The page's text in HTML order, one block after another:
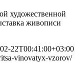
художественной
живописи
22T00:41:00+03:00
vinovatyx-vzorov/